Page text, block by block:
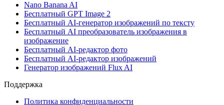
Nano Banana AI
Бесплатный GPT Image 2
Бесплатный AI-генератор изображений по тексту
Бесплатный AI преобразователь изображения в
изображение
Бесплатный AI-редактор фото
Бесплатный AI-редактор изображений
Генератор изображений Flux AI
Поддержка
Политика конфиденциальности